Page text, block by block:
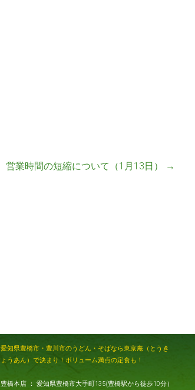
営業時間の短縮について（1月13日） →
愛知県豊橋市・豊川市のうどん・そばなら東京庵（とうき
ょうあん）で決まり！ボリューム満点の定食も！
豊橋本店 ： 愛知県豊橋市大手町135(豊橋駅から徒歩10分）